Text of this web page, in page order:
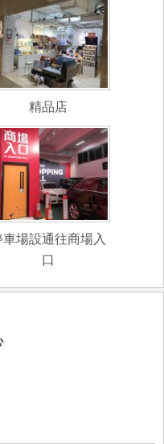
精品店
車場設通往商場入
口